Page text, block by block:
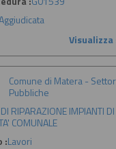
Visualizza
Comune di Matera -
Pubbliche
RIPARAZIONE IMPIANTI
COMUNALE
:Lavori